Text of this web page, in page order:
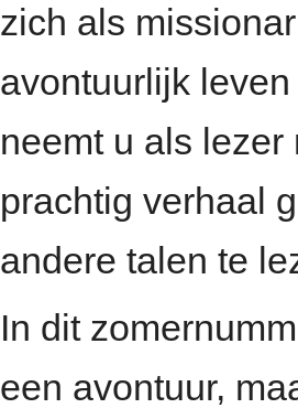
zich als
avontuurlijk
neemt u als
prachtig verhaal
andere talen te
In dit
een avontuur,